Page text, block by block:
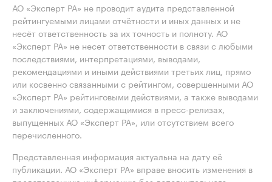
АО «Эксперт РА» не проводит аудита представленной
рейтингуемыми лицами отчётности и иных данных и не
несёт ответственность за их точность и полноту. АО
«Эксперт РА» не несет ответственности в связи с любыми
последствиями, интерпретациями, выводами,
рекомендациями и иными действиями третьих лиц, прямо
или косвенно связанными с рейтингом, совершенными АО
«Эксперт РА» рейтинговыми действиями, а также выводами
и заключениями, содержащимися в пресс-релизах,
выпущенных АО «Эксперт РА», или отсутствием всего
перечисленного.
Представленная информация актуальна на дату её
публикации. АО «Эксперт РА» вправе вносить изменения в